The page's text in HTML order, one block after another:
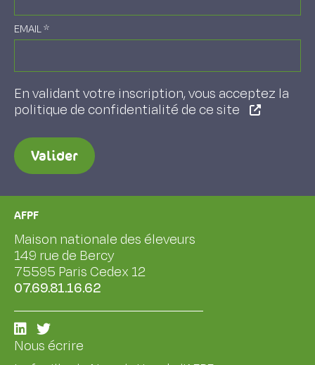
EMAIL*
En validant votre inscription, vous acceptez la
politique de confidentialité de ce site
Valider
AFPF
Maison nationale des éleveurs
149 rue de Bercy
75595 Paris Cedex 12
07.69.81.16.62
Nous écrire